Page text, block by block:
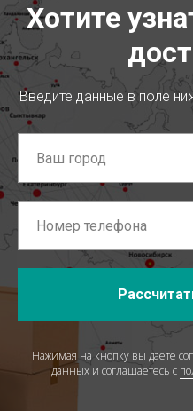
Хотите
Введите данные в поле
Нажимая на кнопку вы даёте
данных и соглашаетесь c